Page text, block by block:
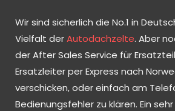
Wir sind sicherlich die No.1 in
Vielfalt derAutodachzelte. Aber
der After Sales Service für
Ersatzleiter per Express nach
verschicken, oder einfach am
Bedienungsfehler zu klären. Ein